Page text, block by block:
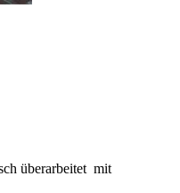
überarbeitet mit